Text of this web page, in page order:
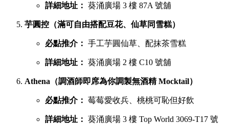
詳細地址： 葵涌廣場 3 樓 87A 號舖
芋圓控（滿可自由搭配豆花、仙草同雪糕）
必點推介： 手工芋圓仙草、配抹茶雪糕
詳細地址： 葵涌廣場 2 樓 C10 號舖
Athena（調酒師即席為你調製無酒精 Mocktail）
必點推介： 莓莓愛收兵、桃桃可恥但好飲
詳細地址： 葵涌廣場 3 樓 Top World 3069-T17 號